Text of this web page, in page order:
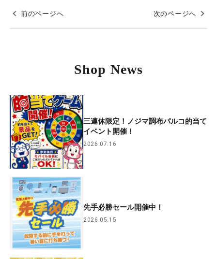
前のページへ 次のページへ
Shop News
三連休限定！ノジマ調布パルコ的当て
イベント開催！
2026.07.16
先手必勝セール開催中！
2026.05.15